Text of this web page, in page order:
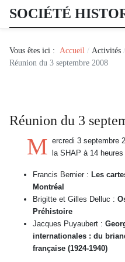
SOCIÉTÉ
Vous êtes ici : Accueil Activités
Réunion du 3 septembre 2008
Réunion du 3
M ercredi 3 septembre
la SHAP à 14 heures
Francis Bernier : Les
Montréal
Brigitte et Gilles Delluc :
Préhistoire
Jacques Puyaubert :
internationales : du
française (1924-1940)